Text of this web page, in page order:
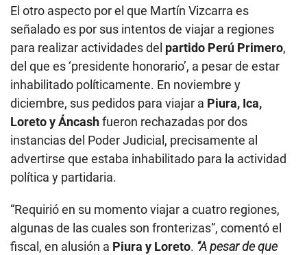
El otro aspecto por el que Martín Vizcarra es
señalado es por sus intentos de viajar a regiones
para realizar actividades del partido Perú Primero,
del que es ‘presidente honorario’, a pesar de estar
inhabilitado políticamente. En noviembre y
diciembre, sus pedidos para viajar a Piura, Ica,
Loreto y Áncashfueron rechazadas por dos
instancias del Poder Judicial, precisamente al
advertirse que estaba inhabilitado para la actividad
política y partidaria.
“Requirió en su momento viajar a cuatro regiones,
algunas de las cuales son fronterizas”, comentó el
fiscal, en alusión a Piura y Loreto. “A pesar de que